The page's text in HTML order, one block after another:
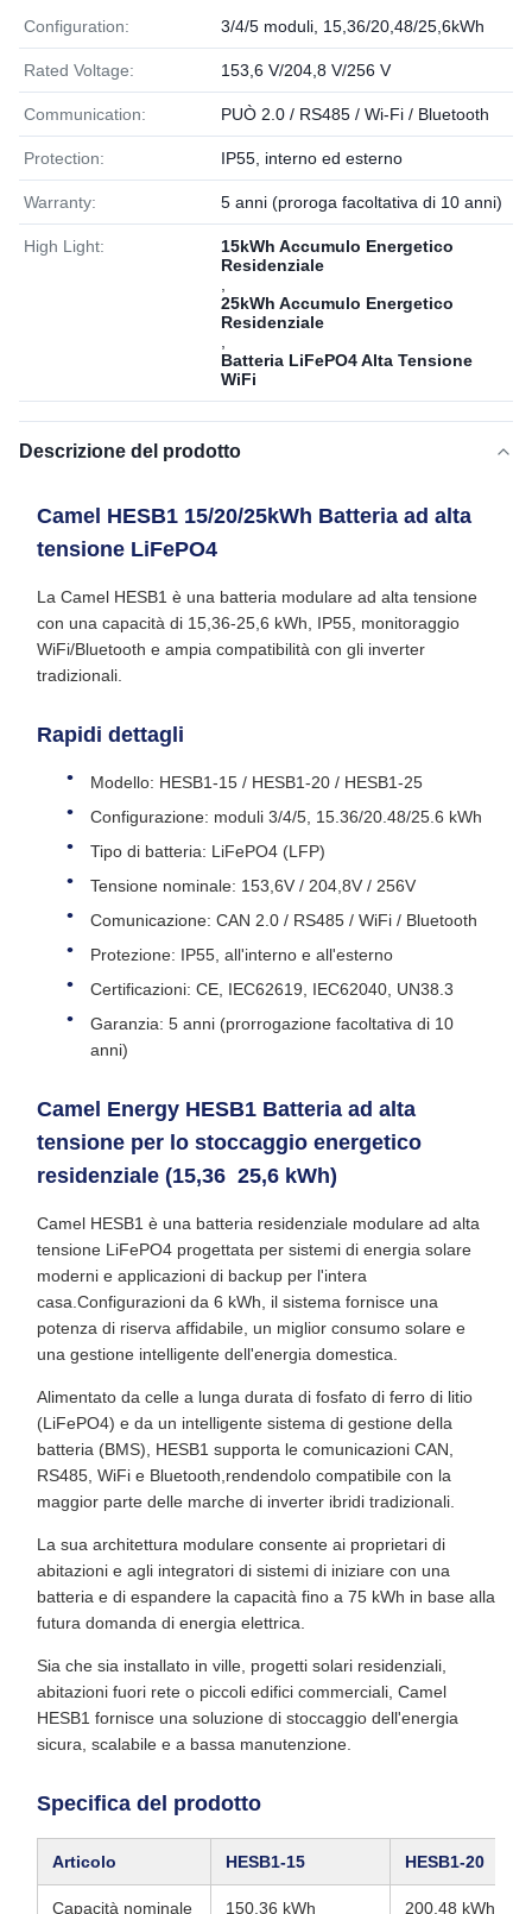
Configuration: 3/4/5 moduli, 15,36/20,48/25,6kWh
Rated Voltage: 153,6 V/204,8 V/256 V
Communication: PUÒ 2.0 / RS485 / Wi-Fi / Bluetooth
Protection: IP55, interno ed esterno
Warranty: 5 anni (proroga facoltativa di 10 anni)
High Light:
15kWh Accumulo Energetico
Residenziale
25kWh Accumulo Energetico
Residenziale
Batteria LiFePO4 Alta Tensione
WiFi
Descrizione del prodotto
Camel HESB1 15/20/25kWh Batteria ad alta
tensione LiFePO4
La Camel HESB1 è una batteria modulare ad alta tensione
con una capacità di 15,36-25,6 kWh, IP55, monitoraggio
WiFi/Bluetooth e ampia compatibilità con gli inverter
tradizionali.
Rapidi dettagli
Modello: HESB1‐15 / HESB1‐20 / HESB1‐25
Configurazione: moduli 3/4/5, 15.36/20.48/25.6 kWh
Tipo di batteria: LiFePO4 (LFP)
Tensione nominale: 153,6V / 204,8V / 256V
Comunicazione: CAN 2.0 / RS485 / WiFi / Bluetooth
Protezione: IP55, all'interno e all'esterno
Certificazioni: CE, IEC62619, IEC62040, UN38.3
Garanzia: 5 anni (prorrogazione facoltativa di 10
anni)
Camel Energy HESB1 Batteria ad alta
tensione per lo stoccaggio energetico
residenziale (15,36  25,6 kWh)
Camel HESB1 è una batteria residenziale modulare ad alta
tensione LiFePO4 progettata per sistemi di energia solare
moderni e applicazioni di backup per l'intera
casa.Configurazioni da 6 kWh, il sistema fornisce una
potenza di riserva affidabile, un miglior consumo solare e
una gestione intelligente dell'energia domestica.
Alimentato da celle a lunga durata di fosfato di ferro di litio
(LiFePO4) e da un intelligente sistema di gestione della
batteria (BMS), HESB1 supporta le comunicazioni CAN,
RS485, WiFi e Bluetooth,rendendolo compatibile con la
maggior parte delle marche di inverter ibridi tradizionali.
La sua architettura modulare consente ai proprietari di
abitazioni e agli integratori di sistemi di iniziare con una
batteria e di espandere la capacità fino a 75 kWh in base alla
futura domanda di energia elettrica.
Sia che sia installato in ville, progetti solari residenziali,
abitazioni fuori rete o piccoli edifici commerciali, Camel
HESB1 fornisce una soluzione di stoccaggio dell'energia
sicura, scalabile e a bassa manutenzione.
Specifica del prodotto
Articolo HESB1‐15 HESB1‐20
Capacità nominale 150,36 kWh 200,48 kWh